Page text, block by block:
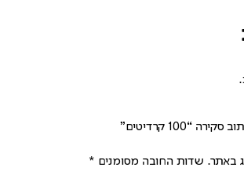
“100 קרדיטים”
באתר. שדות החובה מסומנים *